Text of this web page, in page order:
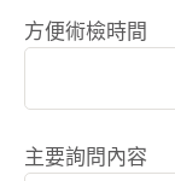
方便術檢時間
主要詢問內容